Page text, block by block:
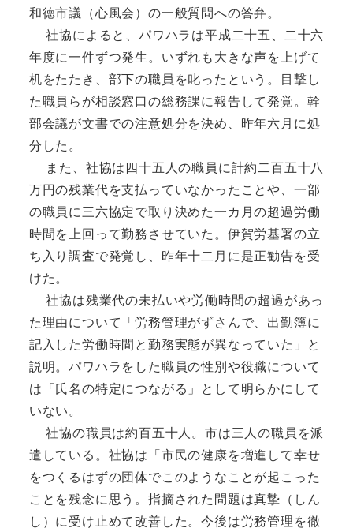
和徳市議（心風会）の一般質問への答弁。
社協によると、パワハラは平成二十五、二十六
年度に一件ずつ発生。いずれも大きな声を上げて
机をたたき、部下の職員を叱ったという。目撃し
た職員らが相談窓口の総務課に報告して発覚。幹
部会議が文書での注意処分を決め、昨年六月に処
分した。
また、社協は四十五人の職員に計約二百五十八
万円の残業代を支払っていなかったことや、一部
の職員に三六協定で取り決めた一カ月の超過労働
時間を上回って勤務させていた。伊賀労基署の立
ち入り調査で発覚し、昨年十二月に是正勧告を受
けた。
社協は残業代の未払いや労働時間の超過があっ
た理由について「労務管理がずさんで、出勤簿に
記入した労働時間と勤務実態が異なっていた」と
説明。パワハラをした職員の性別や役職について
は「氏名の特定につながる」として明らかにして
いない。
社協の職員は約百五十人。市は三人の職員を派
遣している。社協は「市民の健康を増進して幸せ
をつくるはずの団体でこのようなことが起こった
ことを残念に思う。指摘された問題は真摯（しん
し）に受け止めて改善した。今後は労務管理を徹